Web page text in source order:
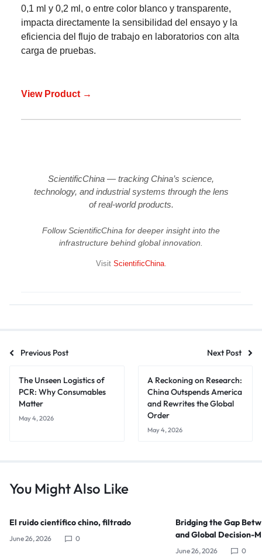
0,1 ml y 0,2 ml, o entre color blanco y transparente,
impacta directamente la sensibilidad del ensayo y la
eficiencia del flujo de trabajo en laboratorios con alta
carga de pruebas.
View Product →
ScientificChina — tracking China’s science,
technology, and industrial systems through the lens
of real-world products.
Follow ScientificChina for deeper insight into the
infrastructure behind global innovation.
Visit ScientificChina.
Previous Post Next Post
The Unseen Logistics of
PCR: Why Consumables
Matter
May 4, 2026
A Reckoning on Research:
China Outspends America
and Rewrites the Global
Order
May 4, 2026
You Might Also Like
El ruido científico chino, filtrado
June 26, 2026 0
Bridging the Gap
and Global Decision-
June 26, 2026 0